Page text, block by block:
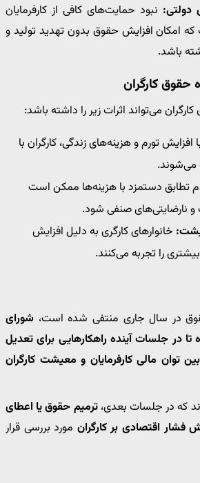
دولتی: نبود حمایت‌های کافی از کارفرمایان
امکان افزایش حقوق بدون تهدید تولید و
باشد.
حقوق کارگران
می‌تواند اثرات زیر را داشته باشد:
افزایش تورم و هزینه‌های زندگی، کارگران با
می‌شوند.
تطابق دستمزد با هزینه‌ها ممکن است
نارضایتی‌های صنفی شود.
خانوارهای کارگری به دلیل افزایش
را تجربه می‌کنند.
در سال جاری منتفی شده است، شورای
تا در جلسات آینده راهکارهایی برای تعدیل
توان مالی کارفرمایان و معیشت کارگران
که در جلسات بعدی،ترمیم حقوق یا اعطای
فشار اقتصادی بر کارگران مورد بررسی قرار